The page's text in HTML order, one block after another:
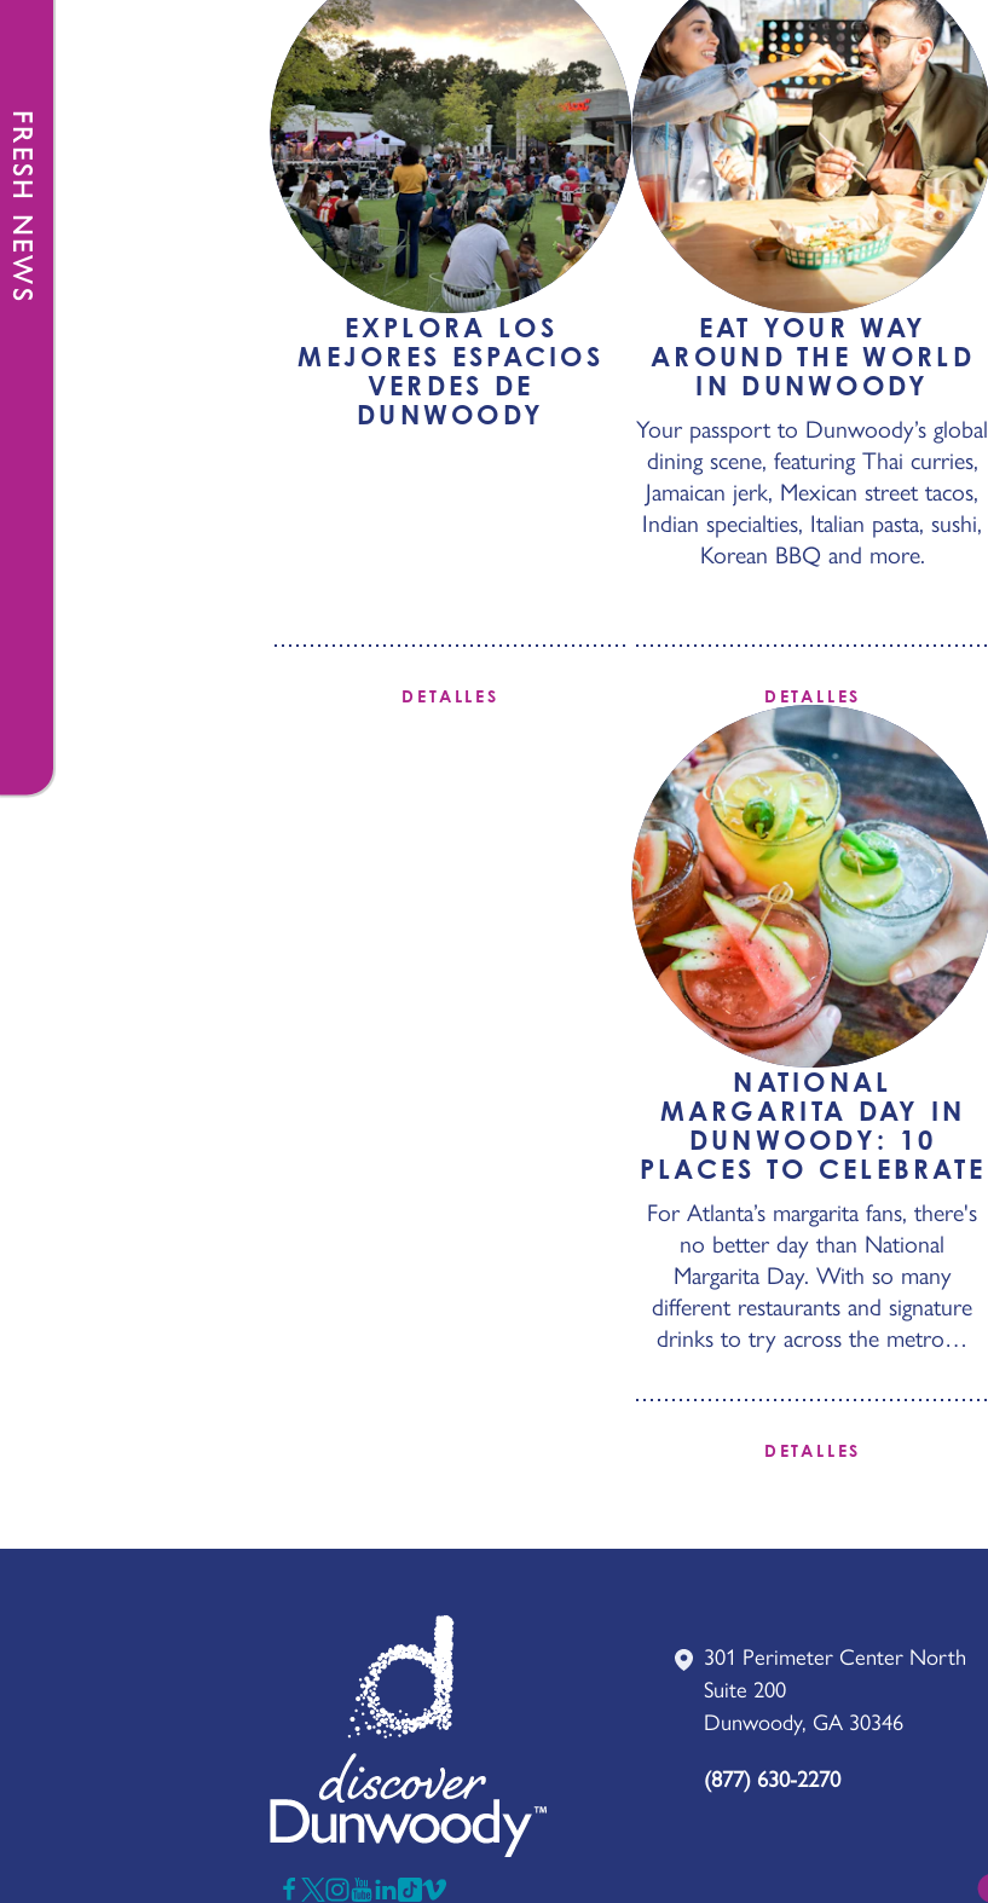
EXPLORA LOS
MEJORES ESPACIOS
VERDES DE
DUNWOODY
DETALLES
EAT YOUR WAY
AROUND THE WORLD
IN DUNWOODY
Your passport to Dunwoody’s global
dining scene, featuring Thai curries,
Jamaican jerk, Mexican street tacos,
Indian specialties, Italian pasta, sushi,
Korean BBQ and more.
DETALLES
NATIONAL
MARGARITA DAY IN
DUNWOODY: 10
PLACES TO CELEBRATE
For Atlanta’s margarita fans, there's
no better day than National
Margarita Day. With so many
different restaurants and signature
drinks to try across the metro…
DETALLES
301 Perimeter Center North
Suite 200
Dunwoody, GA 30346
(877) 630-2270
FRESH NEWS